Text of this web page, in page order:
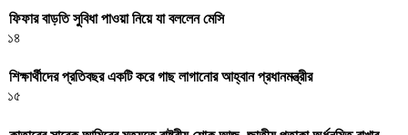
ফিফার বাড়তি সুবিধা পাওয়া নিয়ে যা বললেন মেসি
১৪
শিক্ষার্থীদের প্রতিবছর একটি করে গাছ লাগানোর আহ্বান প্রধানমন্ত্রীর
১৫